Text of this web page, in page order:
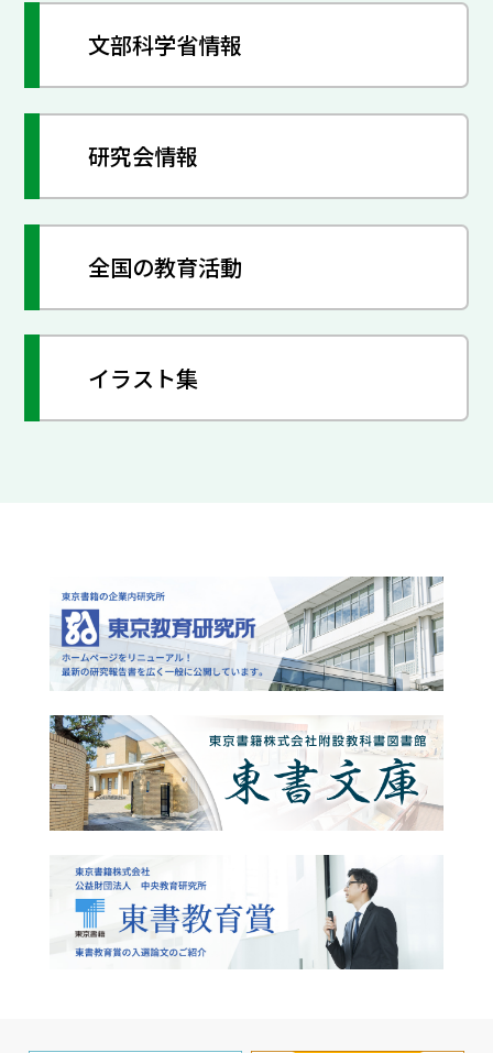
文部科学省情報
研究会情報
全国の教育活動
イラスト集